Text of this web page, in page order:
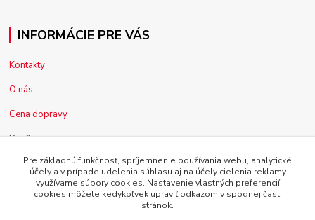
INFORMÁCIE PRE VÁS
Kontakty
O nás
Cena dopravy
Pre firmy
Reklamácia tovaru
Obchodné podmienky
Pre základnú funkčnosť, spríjemnenie používania webu, analytické
účely a v prípade udelenia súhlasu aj na účely cielenia reklamy
využívame súbory cookies. Nastavenie vlastných preferencií
cookies môžete kedykoľvek upraviť odkazom v spodnej časti
stránok.